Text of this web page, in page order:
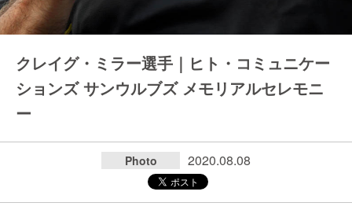
クレイグ・ミラー選手｜ヒト・コミュニケー
ションズ サンウルブズ メモリアルセレモニ
ー
Photo 2020.08.08